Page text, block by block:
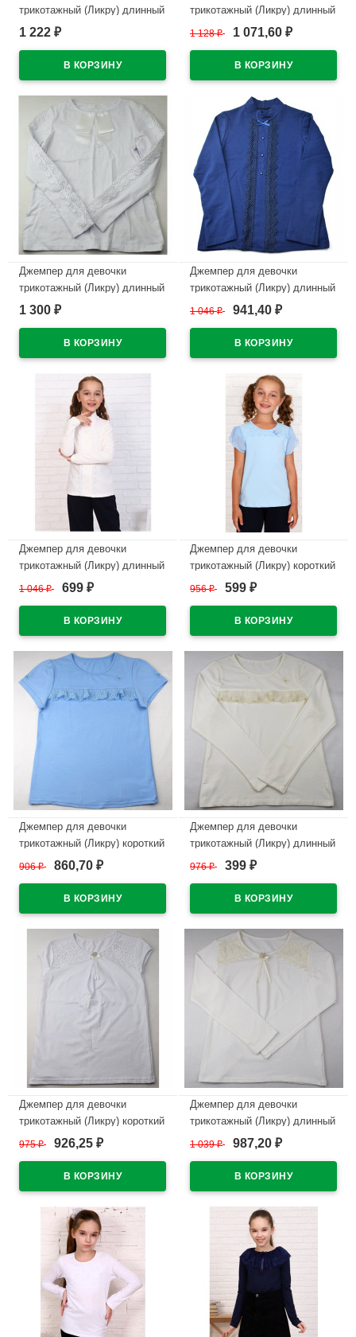
трикотажный (Ликру) длинный
рукав цвет белый арт.0047
1 222 ₽
трикотажный (Ликру) длинный
рукав цвет темно-синий
размерный ряд 32/128-36/140
1 128₽ 1 071,60 ₽
Джемпер для девочки
трикотажный (Ликру) длинный
рукав цвет белый арт.0241
32/128-40/158
1 300 ₽
Джемпер для девочки
трикотажный (Ликру) длинный
рукав цвет темно-синий
ряд 32/128-40/158
1 046₽ 941,40 ₽
Джемпер для девочки
трикотажный (Ликру) длинный
рукав цвет экрю арт.0252
32/128-40/158
1 046₽ 699 ₽
Джемпер для девочки
трикотажный (Ликру) короткий
рукав цвет голубой арт.0232
32/128-42/164
956₽ 599 ₽
Джемпер для девочки
трикотажный (Ликру) короткий
рукав цвет голубой арт.0229
906₽ 860,70 ₽
Джемпер для девочки
трикотажный (Ликру) длинный
рукав цвет экрю арт.0235
976₽ 399 ₽
Джемпер для девочки
трикотажный (Ликру) короткий
рукав цвет белый арт.0237
32/128-40/158
975₽ 926,25 ₽
Джемпер для девочки
трикотажный (Ликру) длинный
рукав цвет экрю арт.0238
32/128-40/158
1 039₽ 987,20 ₽